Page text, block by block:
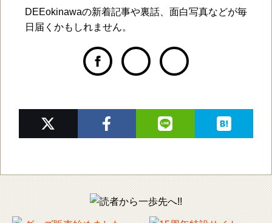
DEEokinawaの新着記事や裏話、面白写真などが毎
日届くかもしれません。